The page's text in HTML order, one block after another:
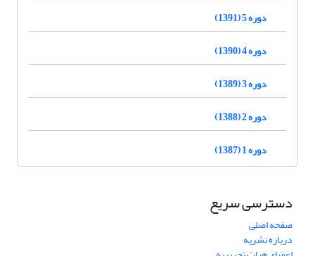
دوره 5 (1391)
دوره 4 (1390)
دوره 3 (1389)
دوره 2 (1388)
دوره 1 (1387)
دسترسی سریع
صفحه اصلی
درباره نشریه